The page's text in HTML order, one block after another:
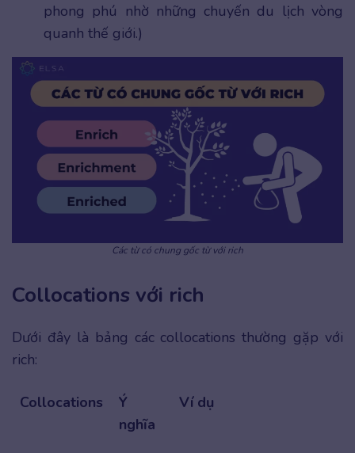
phong phú nhờ những chuyến du lịch vòng
quanh thế giới.)
Các từ có chung gốc từ với rich
Collocations với rich
Dưới đây là bảng các collocations thường gặp với
rich:
Collocations
Ý
nghĩa
Ví dụ